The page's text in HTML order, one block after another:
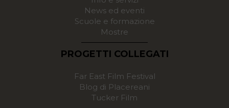
News ed eventi
Scuole e formazione
Mostre
PROGETTI COLLEGATI
Far East Film Festival
Blog di Placereani
Tucker Film